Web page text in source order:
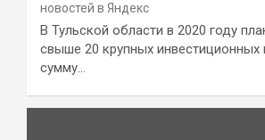
новостей в Яндекс
В Тульской области в 2020 году
свыше 20 крупных
сумму…